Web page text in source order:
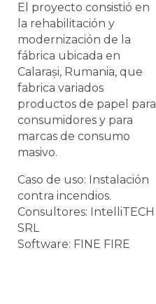
El proyecto consistió en
la rehabilitación y
modernización de la
fábrica ubicada en
Calarași, Rumania, que
fabrica variados
productos de papel para
consumidores y para
marcas de consumo
masivo.
Caso de uso: Instalación
contra incendios.
Consultores: IntelliTECH
SRL
Software: FINE FIRE